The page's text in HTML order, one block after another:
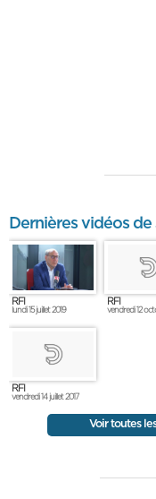
Dernières vidéos
RFI
lundi 15 juillet 2019
RFI
vendredi 12
RFI
vendredi 14 juillet 2017
Voir toutes